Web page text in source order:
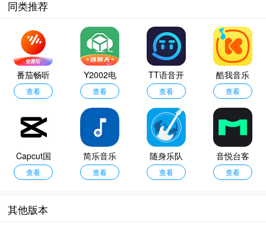
同类推荐
番茄畅听
音乐版
查看
Y2002电
音
查看
TT语音开
黑版
查看
酷我音乐
盒车机版
查看
Capcut国
际版
查看
简乐音乐
1.4.1
查看
随身乐队
专业版
查看
音悦台客
户端
查看
其他版本